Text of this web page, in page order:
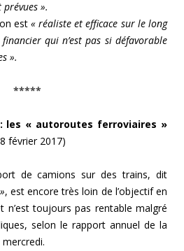
».
est « réaliste et efficace sur le long
qui n’est pas si défavorable
».
*****
les « autoroutes ferroviaires »
février 2017)
de camions sur des trains, dit
, est encore très loin de l’objectif en
n’est toujours pas rentable malgré
selon le rapport annuel de la